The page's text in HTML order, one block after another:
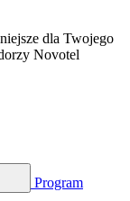
dla Twojego
Novotel
Program